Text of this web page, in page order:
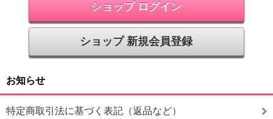
ショップ ログイン
ショップ 新規会員登録
お知らせ
特定商取引法に基づく表記（返品など）